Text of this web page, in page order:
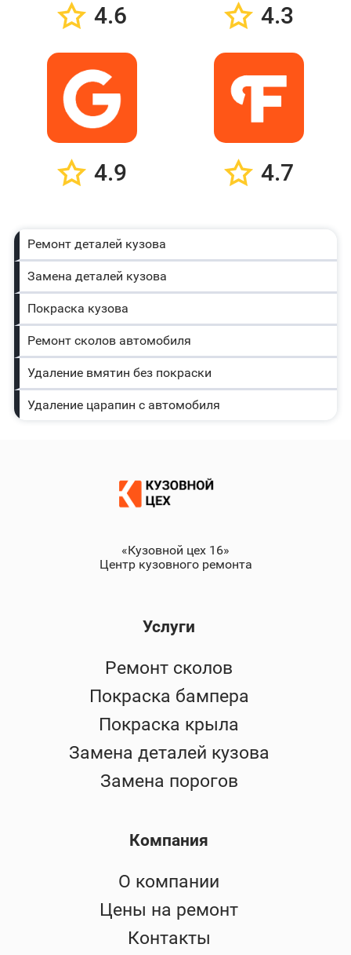
4.6 4.3
4.9 4.7
Ремонт деталей кузова
Замена деталей кузова
Покраска кузова
Ремонт сколов автомобиля
Удаление вмятин без покраски
Удаление царапин с автомобиля
«Кузовной цех 16»
Центр кузовного ремонта
Услуги
Ремонт сколов
Покраска бампера
Покраска крыла
Замена деталей кузова
Замена порогов
Компания
О компании
Цены на ремонт
Контакты